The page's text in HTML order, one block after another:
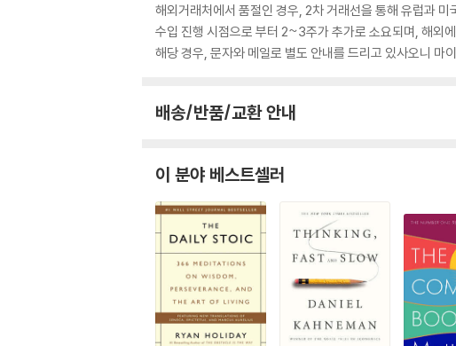
해외거래처에서 품절인 경우, 2차 거래선을 통해 유럽과
수입 진행 시점으로 부터 2~3주가 추가로 소요되며, 해외
해당 경우, 문자와 메일로 별도 안내를 드리고 있사오니 마
배송/반품/교환 안내
이 분야 베스트셀러